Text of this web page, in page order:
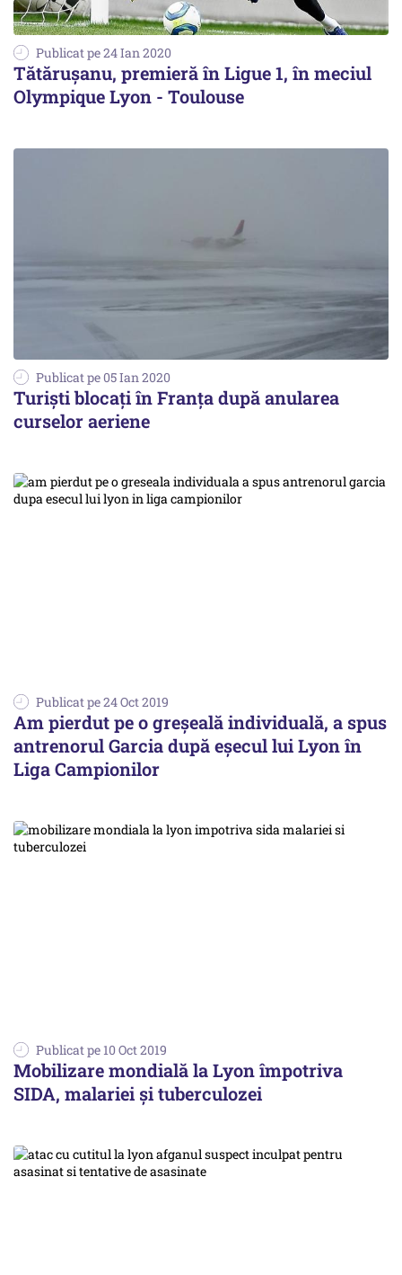
Publicat pe 24 Ian 2020
Tătărușanu, premieră în Ligue 1, în meciul
Olympique Lyon - Toulouse
Publicat pe 05 Ian 2020
Turiști blocați în Franța după anularea
curselor aeriene
Publicat pe 24 Oct 2019
Am pierdut pe o greşeală individuală, a spus
antrenorul Garcia după eşecul lui Lyon în
Liga Campionilor
Publicat pe 10 Oct 2019
Mobilizare mondială la Lyon împotriva
SIDA, malariei şi tuberculozei